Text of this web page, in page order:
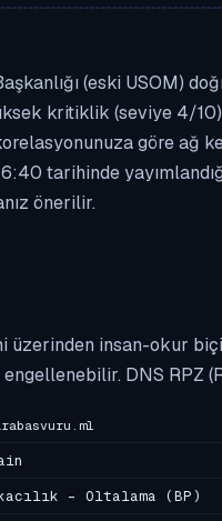
(eski USOM)
kritiklik (seviye 4/10)
göre ağ
tarihinde
önerilir.
üzerinden insan-okur
DNS RPZ
- Oltalama (BP)